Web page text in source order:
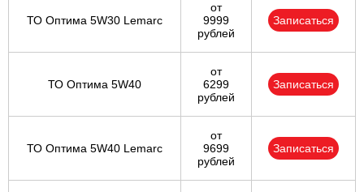
ТО Оптима 5W30 Lemarc
от
9999
рублей
Записаться
ТО Оптима 5W40
от
6299
рублей
Записаться
ТО Оптима 5W40 Lemarc
от
9699
рублей
Записаться